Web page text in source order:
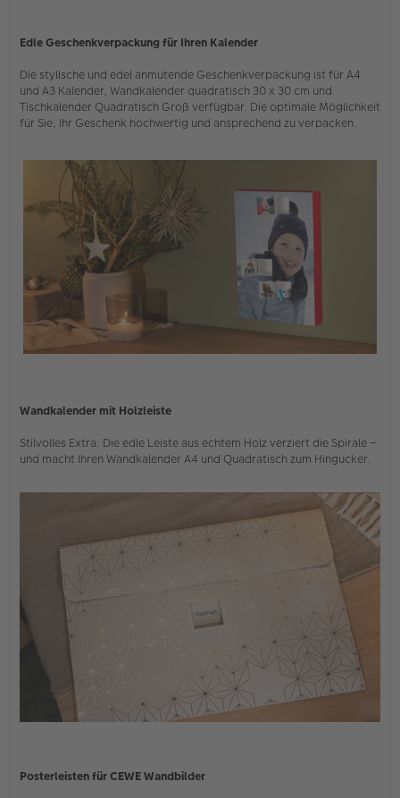
Edle Geschenkverpackung für Ihren Kalender
Die stylische und edel anmutende Geschenkverpackung ist für A4
und A3 Kalender, Wandkalender quadratisch 30 x 30 cm und
Tischkalender Quadratisch Groß verfügbar. Die optimale Möglichkeit
für Sie, Ihr Geschenk hochwertig und ansprechend zu verpacken.
Wandkalender mit Holzleiste
Stilvolles Extra: Die edle Leiste aus echtem Holz verziert die Spirale –
und macht Ihren Wandkalender A4 und Quadratisch zum Hingucker.
Posterleisten für CEWE Wandbilder